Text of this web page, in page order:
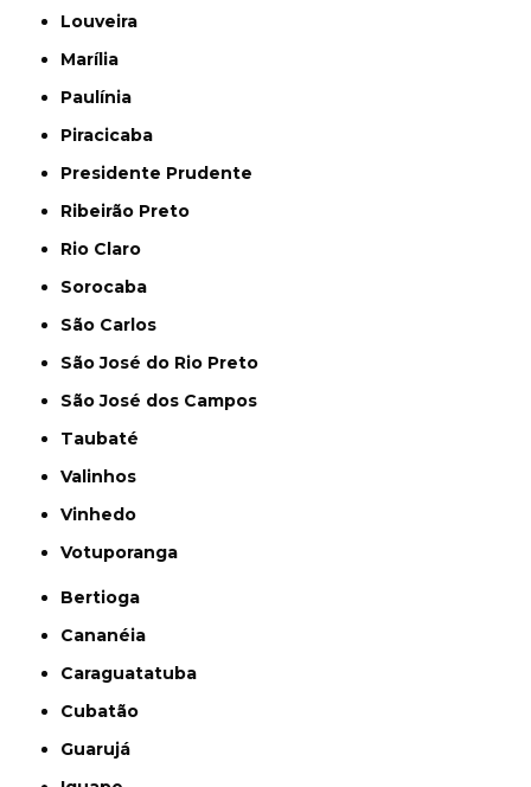
Louveira
Marília
Paulínia
Piracicaba
Presidente Prudente
Ribeirão Preto
Rio Claro
Sorocaba
São Carlos
São José do Rio Preto
São José dos Campos
Taubaté
Valinhos
Vinhedo
Votuporanga
Bertioga
Cananéia
Caraguatatuba
Cubatão
Guarujá